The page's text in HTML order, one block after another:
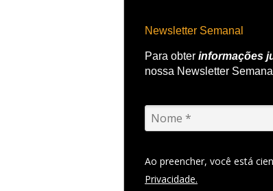
Newsletter Semanal
Para obter informações
nossa Newsletter
Ao preencher, você está
Privacidade.